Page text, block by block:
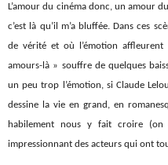
L’amour du cinéma donc, un amour
c’est là qu’il m’a bluffée. Dans ces
de vérité et où l’émotion affleurent
amours-là » souffre de quelques
un peu trop l’émotion, si Claude
dessine la vie en grand, en
habilement nous y fait croire (on
impressionnant des acteurs qui ont